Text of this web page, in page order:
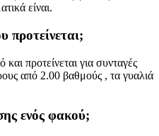
είναι.
προτείνεται;
προτείνεται για συνταγές
από 2.00 βαθμούς , τα γυαλιά
ενός φακού;